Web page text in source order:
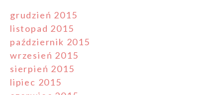
grudzień 2015
listopad 2015
październik 2015
wrzesień 2015
sierpień 2015
lipiec 2015